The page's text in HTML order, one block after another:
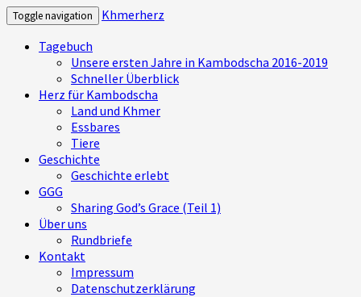
Toggle navigation
Khmerherz
Tagebuch
Unsere ersten Jahre in Kambodscha 2016-2019
Schneller Überblick
Herz für Kambodscha
Land und Khmer
Essbares
Tiere
Geschichte
Geschichte erlebt
GGG
Sharing God’s Grace (Teil 1)
Über uns
Rundbriefe
Kontakt
Impressum
Datenschutzerklärung